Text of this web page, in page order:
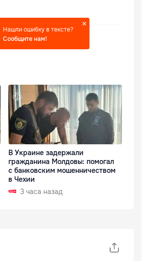
Нашли ошибку в тексте?
Сообщите нам!
В Украине задержали
гражданина Молдовы: помогал
с банковским мошенничеством
в Чехии
3 часа назад